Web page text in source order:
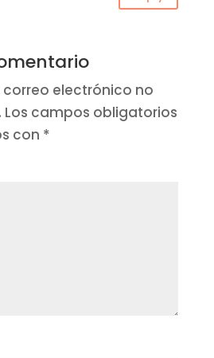
correo electrónico no
Los campos obligatorios
con *